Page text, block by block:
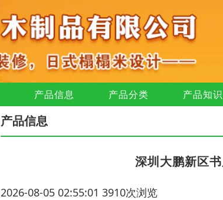
产品信息 产品分类 产品知识
产品信息
深圳大鹏新区
2026-08-05 02:55:01 3910次浏览